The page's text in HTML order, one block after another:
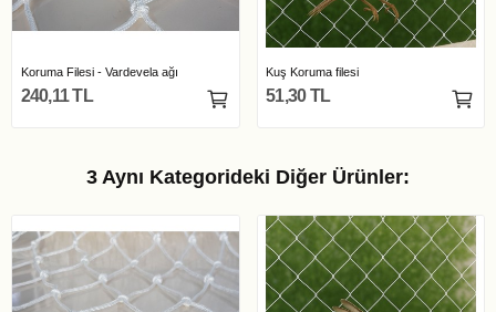
Koruma Filesi - Vardevela ağı
240,11 TL
Kuş Koruma filesi
51,30 TL
3 Aynı Kategorideki Diğer Ürünler: